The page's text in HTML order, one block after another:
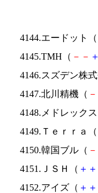
4144.エードット（
4145.TMH（ － －
4146.スズデン株
4147.北川精機（ －
4148.メドレック
4149.Ｔｅｒｒａ（
4150.韓国ブル（ －
4151.ＪＳＨ（ ＋ ＋
4152.アイズ（ ＋ ＋